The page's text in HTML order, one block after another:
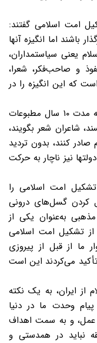
امت اسلامی گفتند:
باشند اما انگیزه آنها
یعنی سیاستمداران،
و صاحب‌فکر، شعرا،
که این انگیزه را در
رهبر انقلاب اسلامی خاطر نشان کردند: اگر به مدت ۱۰ سال مطبوعات
شاعران شعر بگویند،
کنند، بدون تردید
نیز ناچار به حرکت
امت اسلامی را
کردن گسل‌های درونی
به‌عنوان یکی از
تشکیل امت اسلامی
ما از قبل از پیروزی
می‌کردند این است
ایران، به یک نکته
وحدت ما در دنیا
عمل، و به سمت اهداف
نباید در همدستی و